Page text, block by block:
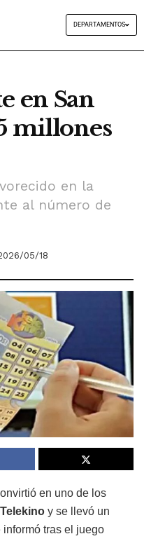
DEPARTAMENTOS
en San
millones
en la
al número de
05/18
en uno de los
Telekino y se llevó un
informó tras el juego